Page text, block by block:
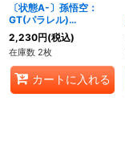
〔状態A-〕孫悟空：
GT(パラレル)
【SCR☆】{FB03-140}
2,230円(税込)
在庫数 2枚
カートに入れる